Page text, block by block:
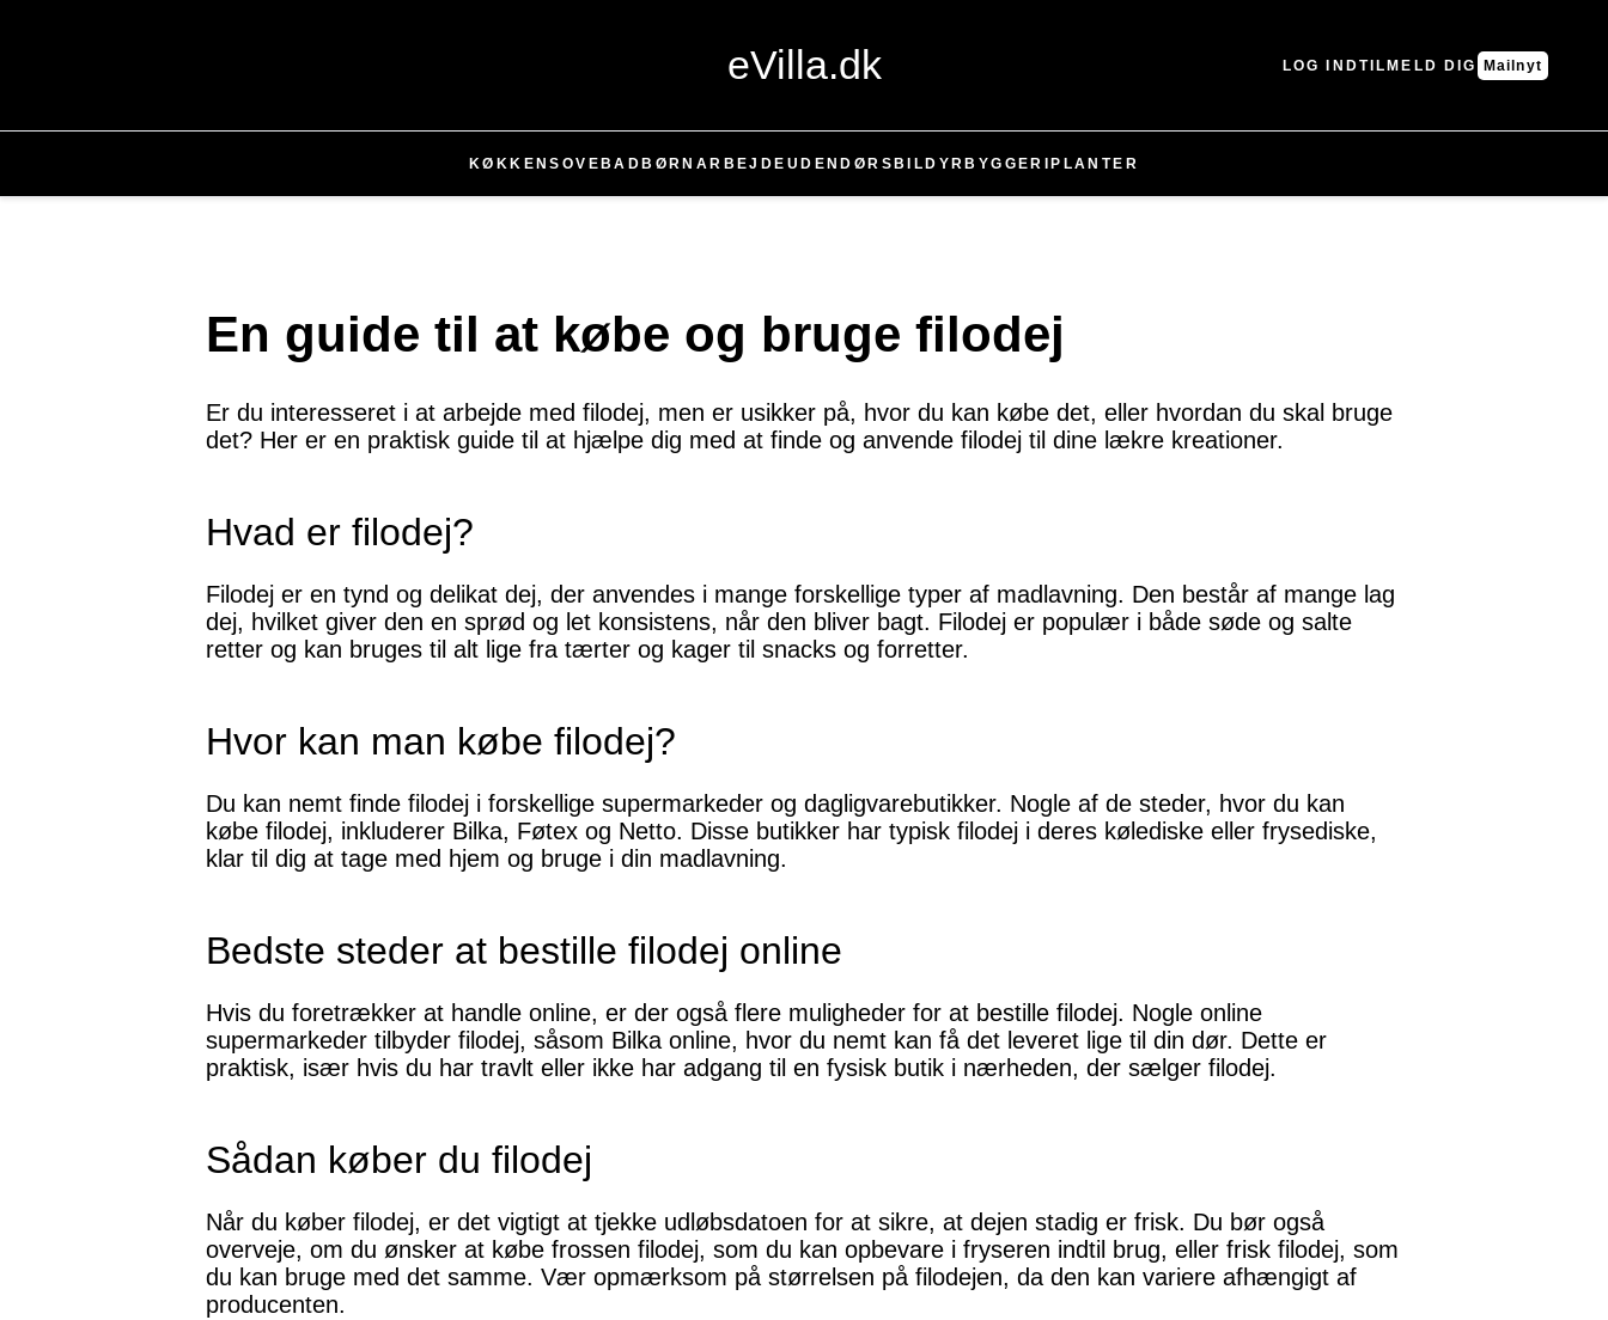
eVilla.dk LOG INDTILMELD DIG Mailnyt
KØKKENSOVE BAD BØRN ARBEJDE UDENDØRS BIL DYR BYGGERI PLANTER
En guide til at købe og bruge filodej
Er du interesseret i at arbejde med filodej, men er usikker på, hvor du kan købe det, eller hvordan du skal bruge
det? Her er en praktisk guide til at hjælpe dig med at finde og anvende filodej til dine lækre kreationer.
Hvad er filodej?
Filodej er en tynd og delikat dej, der anvendes i mange forskellige typer af madlavning. Den består af mange lag
dej, hvilket giver den en sprød og let konsistens, når den bliver bagt. Filodej er populær i både søde og salte
retter og kan bruges til alt lige fra tærter og kager til snacks og forretter.
Hvor kan man købe filodej?
Du kan nemt finde filodej i forskellige supermarkeder og dagligvarebutikker. Nogle af de steder, hvor du kan
købe filodej, inkluderer Bilka, Føtex og Netto. Disse butikker har typisk filodej i deres kølediske eller frysediske,
klar til dig at tage med hjem og bruge i din madlavning.
Bedste steder at bestille filodej online
Hvis du foretrækker at handle online, er der også flere muligheder for at bestille filodej. Nogle online
supermarkeder tilbyder filodej, såsom Bilka online, hvor du nemt kan få det leveret lige til din dør. Dette er
praktisk, især hvis du har travlt eller ikke har adgang til en fysisk butik i nærheden, der sælger filodej.
Sådan køber du filodej
Når du køber filodej, er det vigtigt at tjekke udløbsdatoen for at sikre, at dejen stadig er frisk. Du bør også
overveje, om du ønsker at købe frossen filodej, som du kan opbevare i fryseren indtil brug, eller frisk filodej, som
du kan bruge med det samme. Vær opmærksom på størrelsen på filodejen, da den kan variere afhængigt af
producenten.